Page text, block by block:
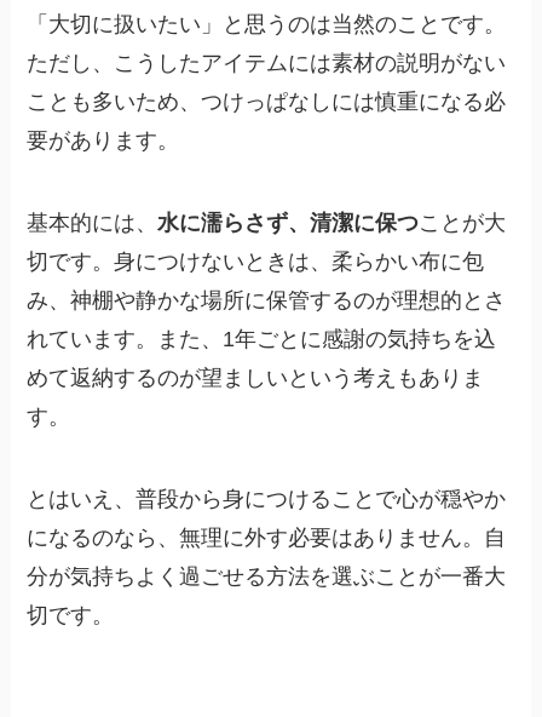
「大切に扱いたい」と思うのは当然のことです。
ただし、こうしたアイテムには素材の説明がない
ことも多いため、つけっぱなしには慎重になる必
要があります。
基本的には、水に濡らさず、清潔に保つことが大
切です。身につけないときは、柔らかい布に包
み、神棚や静かな場所に保管するのが理想的とさ
れています。また、1年ごとに感謝の気持ちを込
めて返納するのが望ましいという考えもありま
す。
とはいえ、普段から身につけることで心が穏やか
になるのなら、無理に外す必要はありません。自
分が気持ちよく過ごせる方法を選ぶことが一番大
切です。